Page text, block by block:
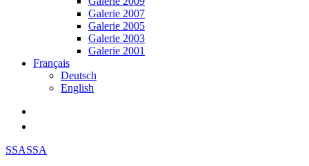
Galerie 2007
Galerie 2005
Galerie 2003
Galerie 2001
Français
Deutsch
English
SSASSA